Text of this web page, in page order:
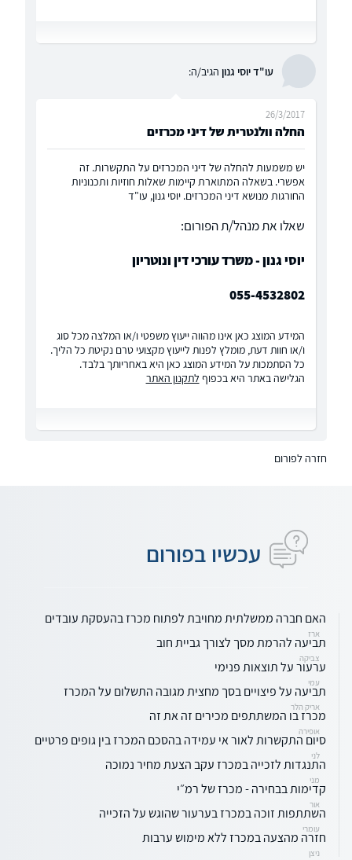
עו"ד יוסי גנון הגיב/ה:
החלה וולנטרית של דיני מכרזים
26/3/2017
יש משמעות להחלה של דיני המכרזים על התקשרות. זה
אפשרי. בשאלה המתוארת קיימות שאלות חוזיות ותכנוניות
החורגות מנושא דיני המכרזים. יוסי גנון, עו"ד
שאלו את מנהל/ת הפורום:
יוסי גנון - משרד עורכי דין ונוטריון
055-4532802
המידע המוצג כאן אינו מהווה ייעוץ משפטי ו/או המלצה מכל סוג
ו/או חוות דעת, מומלץ לפנות לייעוץ מקצועי טרם נקיטת כל הליך.
כל הסתמכות על המידע המוצג כאן היא באחריותך בלבד.
הגלישה באתר היא בכפוף לתקנון האתר
חזרה לפורום
עכשיו בפורום
האם חברה ממשלתית מחויבת לפתוח מכרז בהעסקת עובדים
ארז
תביעה להרמת מסך לצורך גביית חוב
צביקה
ערעור על תוצאות פנימי
עמי
תביעה על פיצויים בסך מחצית מגובה התשלום על המכרז
אריק הלר
מכרז בו המשתתפים מכירים זה את זה
אופירה
סיום התקשרות לאור אי עמידה בהסכם המכרז בין גופים פרטיים
לני
התנגדות לזכייה במכרז עקב הצעת מחיר נמוכה
מני
קדימות בבחירה - מכרז של רמ״י
אור
השתתפות זוכה במכרז בערעור שהוגש על הזכייה
עומרי
חזרה מהצעה במכרז ללא מימוש ערבות
ניצן